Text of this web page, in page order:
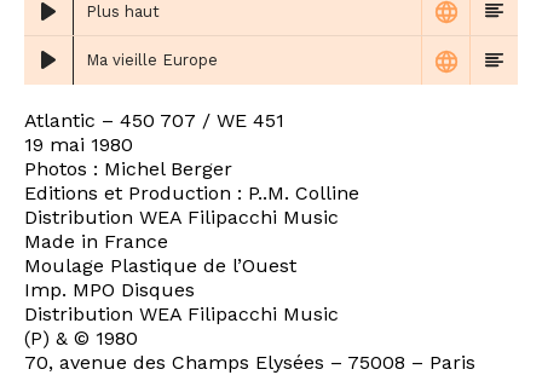
Plus haut
Ma vieille Europe
Atlantic – 450 707 / WE 451
19 mai 1980
Photos : Michel Berger
Editions et Production : P..M. Colline
Distribution WEA Filipacchi Music
Made in France
Moulage Plastique de l’Ouest
Imp. MPO Disques
Distribution WEA Filipacchi Music
(P) & © 1980
70, avenue des Champs Elysées – 75008 – Paris